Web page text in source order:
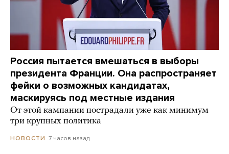
Россия пытается вмешаться в выборы
президента Франции. Она распространяет
фейки о возможных кандидатах,
маскируясь под местные издания
От этой кампании пострадали уже как минимум
три крупных политика
НОВОСТИ 7 часов назад